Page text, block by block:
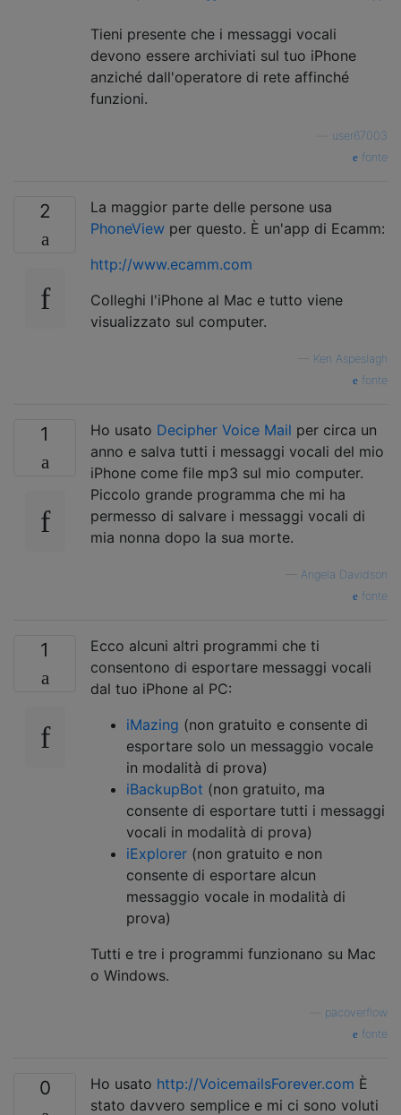
Tieni presente che i messaggi vocali
devono essere archiviati sul tuo iPhone
anziché dall'operatore di rete affinché
funzioni.
user67003
fonte
2
La maggior parte delle persone usa
PhoneView per questo. È un'app di Ecamm:
http://www.ecamm.com
Colleghi l'iPhone al Mac e tutto viene
visualizzato sul computer.
Ken Aspeslagh
fonte
1 Ho usato Decipher Voice Mail per circa un
anno e salva tutti i messaggi vocali del mio
iPhone come file mp3 sul mio computer.
Piccolo grande programma che mi ha
permesso di salvare i messaggi vocali di
mia nonna dopo la sua morte.
Angela Davidson
fonte
1
Ecco alcuni altri programmi che ti
consentono di esportare messaggi vocali
dal tuo iPhone al PC:
iMazing (non gratuito e consente di
esportare solo un messaggio vocale
in modalità di prova)
iBackupBot (non gratuito, ma
consente di esportare tutti i messaggi
vocali in modalità di prova)
iExplorer (non gratuito e non
consente di esportare alcun
messaggio vocale in modalità di
prova)
Tutti e tre i programmi funzionano su Mac
o Windows.
pacoverflow
fonte
0 Ho usato http://VoicemailsForever.com È
stato davvero semplice e mi ci sono voluti